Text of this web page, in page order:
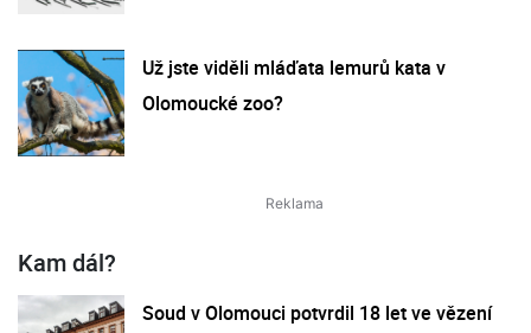
Už jste viděli mláďata lemurů kata v
Olomoucké zoo?
Kam dál?
Soud v Olomouci potvrdil 18 let ve vězení